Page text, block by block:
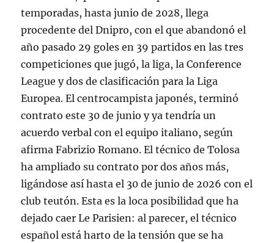
temporadas, hasta junio de 2028, llega
procedente del Dnipro, con el que abandonó el
año pasado 29 goles en 39 partidos en las tres
competiciones que jugó, la liga, la Conference
League y dos de clasificación para la Liga
Europea. El centrocampista japonés, terminó
contrato este 30 de junio y ya tendría un
acuerdo verbal con el equipo italiano, según
afirma Fabrizio Romano. El técnico de Tolosa
ha ampliado su contrato por dos años más,
ligándose así hasta el 30 de junio de 2026 con el
club teutón. Esta es la loca posibilidad que ha
dejado caer Le Parisien: al parecer, el técnico
español está harto de la tensión que se ha